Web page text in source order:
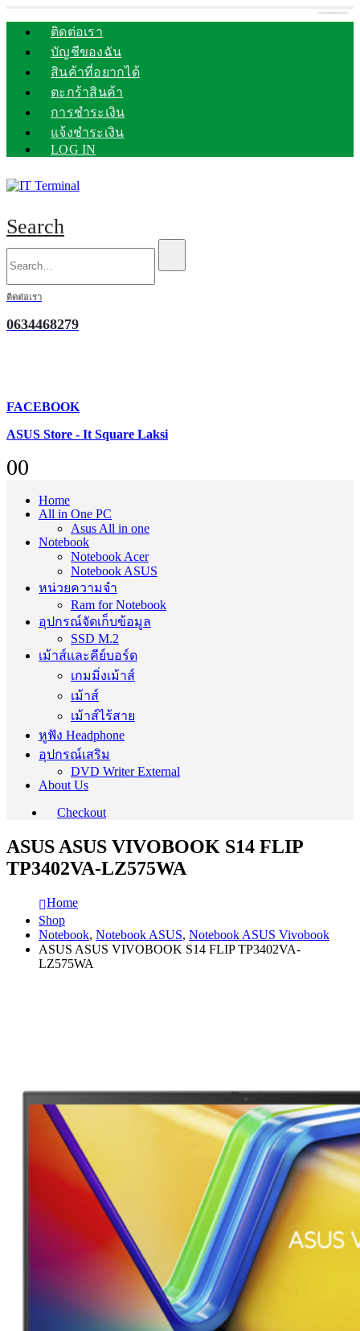
ติดต่อเรา
บัญชีของฉัน
สินค้าที่อยากได้
ตะกร้าสินค้า
การชำระเงิน
แจ้งชำระเงิน
LOG IN
Search
ติดต่อเรา
0634468279
FACEBOOK
ASUS Store - It Square Laksi
00
Home
All in One PC
Asus All in one
Notebook
Notebook Acer
Notebook ASUS
หน่วยความจำ
Ram for Notebook
อุปกรณ์จัดเก็บข้อมูล
SSD M.2
เม้าส์และคีย์บอร์ด
เกมมิ่งเม้าส์
เม้าส์
เม้าส์ไร้สาย
หูฟัง Headphone
อุปกรณ์เสริม
DVD Writer External
About Us
Checkout
ASUS ASUS VIVOBOOK S14 FLIP
TP3402VA-LZ575WA
Home
Shop
Notebook, Notebook ASUS, Notebook ASUS Vivobook
ASUS ASUS VIVOBOOK S14 FLIP TP3402VA-
LZ575WA